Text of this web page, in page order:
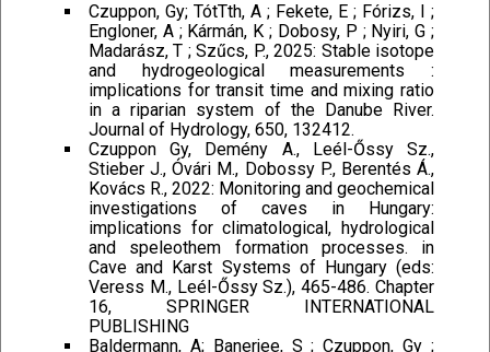
Czuppon, Gy; TótTth, A ; Fekete, E ; Fórizs, I ;
Engloner, A ; Kármán, K ; Dobosy, P ; Nyiri, G ;
Madarász, T ; Szűcs, P., 2025: Stable isotope
and hydrogeological measurements :
implications for transit time and mixing ratio
in a riparian system of the Danube River.
Journal of Hydrology, 650, 132412.
Czuppon Gy, Demény A., Leél-Őssy Sz.,
Stieber J., Óvári M., Dobossy P., Berentés Á.,
Kovács R., 2022: Monitoring and geochemical
investigations of caves in Hungary:
implications for climatological, hydrological
and speleothem formation processes. in
Cave and Karst Systems of Hungary (eds:
Veress M., Leél-Őssy Sz.), 465-486. Chapter
16, SPRINGER INTERNATIONAL
PUBLISHING
Baldermann, A; Banerjee, S ; Czuppon, Gy ;